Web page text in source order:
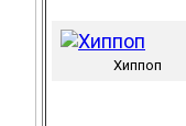
Хиппоп